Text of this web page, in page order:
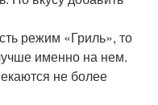
режим «Гриль», то
именно на нем.
не более